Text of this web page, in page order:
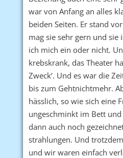
war von Anfang an alles
beiden Seiten. Er stand
mag sie sehr gern und sie
ich mich ein oder nicht.
krebskrank, das Theater
Zweck‘. Und es war die
bis zum Gehtnichtmehr.
hässlich, so wie sich eine
ungeschminkt im Bett
dann auch noch
strahlungen. Und
und wir waren einfach